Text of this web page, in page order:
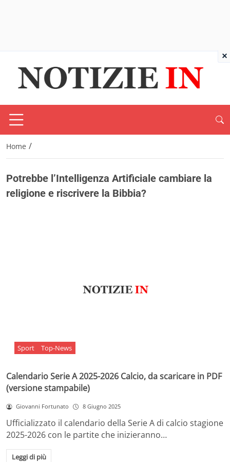
Home /
Potrebbe l’Intelligenza Artificiale cambiare la
religione e riscrivere la Bibbia?
Sport Top-News
Calendario Serie A 2025-2026 Calcio, da scaricare in PDF
(versione stampabile)
Giovanni Fortunato 8 Giugno 2025
Ufficializzato il calendario della Serie A di calcio stagione
2025-2026 con le partite che inizieranno…
Leggi di più
×